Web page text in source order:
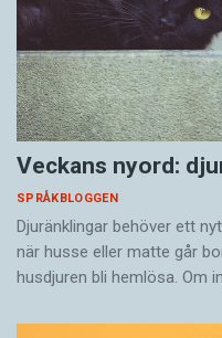
Veckans nyord:
SPRÅKBLOGGEN
Djuränklingar behöver ett
när husse eller matte går
husdjuren bli hemlösa. Om